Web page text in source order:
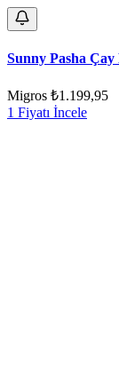
Sunny Pasha
Migros ₺1.199,95
1 Fiyatı İncele